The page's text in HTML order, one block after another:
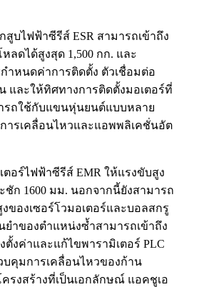
บไฟฟ้าซีรีส์ ESR สามารถเข้าถึง
ลดได้สูงสุด 1,500 กก. และ
ำหนดค่าการติดตั้ง ตัวเชื่อมต่อ
และให้ทิศทางการติดตั้งมอเตอร์ที่
รถใช้กับแขนหุ่นยนต์แบบหลาย
ารเคลื่อนไหวและแอพพลิเคชั่นอัต
ตอร์ไฟฟ้าซีรีส์ EMR ให้แรงขับสูง
ชัก 1600 มม. นอกจากนี้ยังสามารถ
ของเซอร์โวมอเตอร์และบอลสกรู
ำของตำแหน่งซ้ำสามารถเข้าถึง
ตั้งค่าและแก้ไขพารามิเตอร์ PLC
บคุมการเคลื่อนไหวของก้าน
รงสร้างที่เป็นเอกลักษณ์ แอคชูเอ